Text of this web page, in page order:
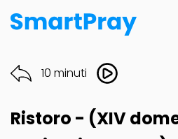
Chi
10 minuti
Ristoro - (XIV